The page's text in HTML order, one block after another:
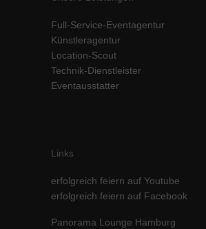
Full-Service-Eventagentur
Künstleragentur
Location-Scout
Technik-Dienstleister
Eventausstatter
Links
erfolgreich feiern auf Youtube
erfolgreich feiern auf Facebook
Panorama Lounge Hamburg
standardmäßig blockiert. Wenn Cookies von
werden, bedarf der Zugriff auf diese Inhalte keiner
Cookie-Informationen
powered by Borlabs Cookie